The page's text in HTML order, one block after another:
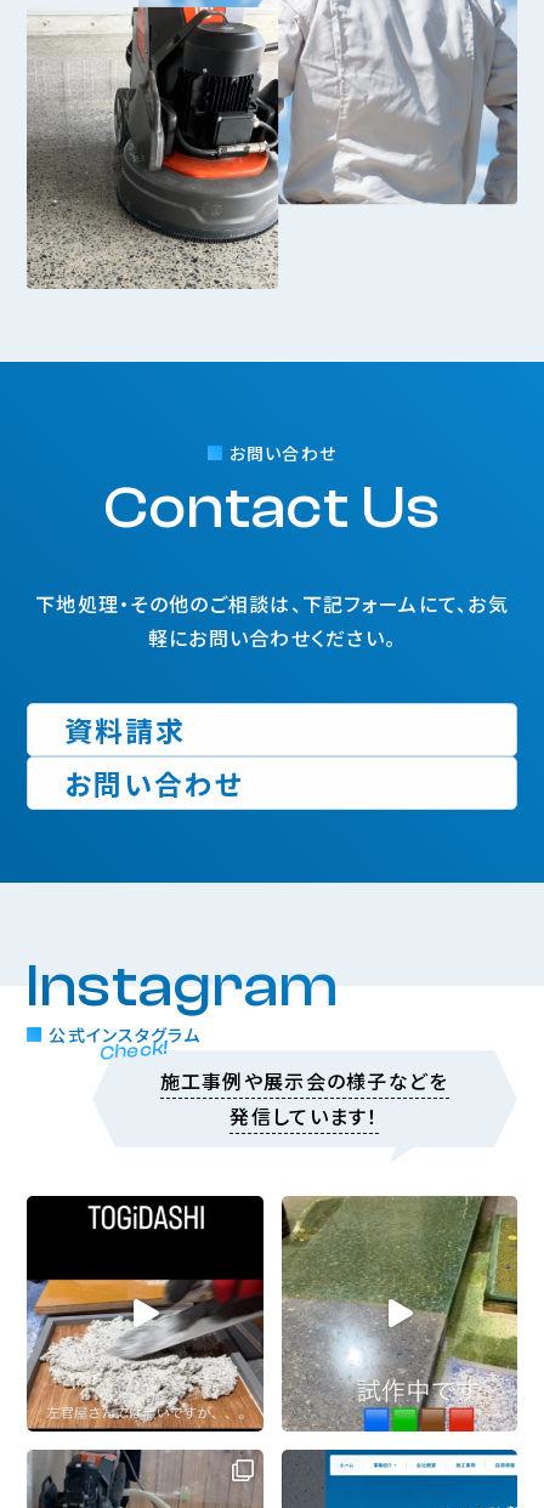
お問い合わせ
Contact Us
下地処理・その他のご相談は、下記フォームにて、お気
軽にお問い合わせください。
資料請求
お問い合わせ
Instagram
公式インスタグラム
Check!
施工事例や展示会の様子などを
発信しています！